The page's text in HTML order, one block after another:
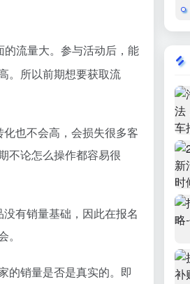
流量大。参与活动后，能
。所以前期想要获取流
也不会高，会损失很多客
不论怎么操作都容易很
有销量基础，因此在报名
的销量是否是真实的。即